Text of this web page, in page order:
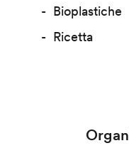
Bioplastiche
Ricetta